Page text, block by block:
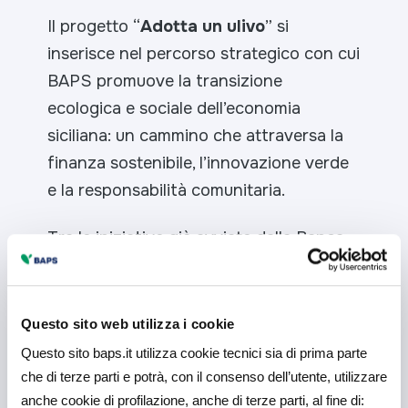
Questo sito web utilizza i cookie
Questo sito baps.it utilizza cookie tecnici sia di prima parte
che di terze parti e potrà, con il consenso dell’utente, utilizzare
anche cookie di profilazione, anche di terze parti, al fine di:
Il progetto “Adotta un ulivo” si
inserisce nel percorso strategico con cui
BAPS promuove la transizione
ecologica e sociale dell’economia
siciliana: un cammino che attraversa la
finanza sostenibile, l’innovazione verde
e la responsabilità comunitaria.
Tra le iniziative già avviate dalla Banca
figurano il
Greentech Mediterranean
Innovation Hub, per la diffusione di
tecnologie pulite nel settore agricolo e
industriale; il sostegno allecomunità
energetiche; il supporto finanziario agli
investimenti nell’agrisolaree